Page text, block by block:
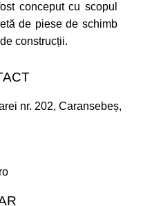
conceput cu scopul
de piese de schimb
construcții.
nr. 202, Caransebeș,